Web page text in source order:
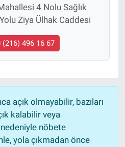
4 Nolu Sağlık
Ziya Ülhak Caddesi
(216) 496 16 67
açık olmayabilir, bazıları
kalabilir veya
nöbete
yola çıkmadan önce